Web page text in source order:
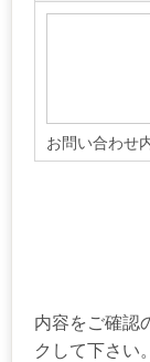
お問い合わせ
内容をご確認
クして下さい。